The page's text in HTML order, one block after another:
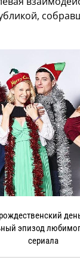
эпизод
сериала